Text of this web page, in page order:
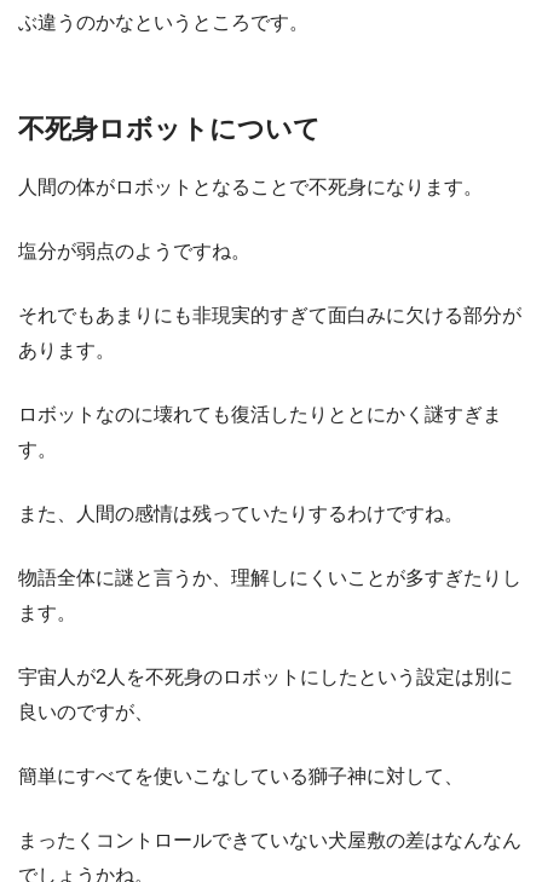
ぶ違うのかなというところです。
不死身ロボットについて
人間の体がロボットとなることで不死身になります。
塩分が弱点のようですね。
それでもあまりにも非現実的すぎて面白みに欠ける部分が
あります。
ロボットなのに壊れても復活したりととにかく謎すぎま
す。
また、人間の感情は残っていたりするわけですね。
物語全体に謎と言うか、理解しにくいことが多すぎたりし
ます。
宇宙人が2人を不死身のロボットにしたという設定は別に
良いのですが、
簡単にすべてを使いこなしている獅子神に対して、
まったくコントロールできていない犬屋敷の差はなんなん
でしょうかね。